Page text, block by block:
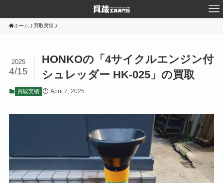
ホーム 買取実績
HONKOの「4サイクルエンジン付
シュレッダー HK-025」の買取
2025
4/15
買取実績 April 7, 2025